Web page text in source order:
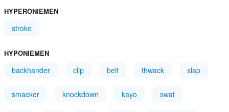
HYPERONIEMEN
stroke
HYPONIEMEN
backhander clip belt thwack slap
smacker knockdown kayo swat